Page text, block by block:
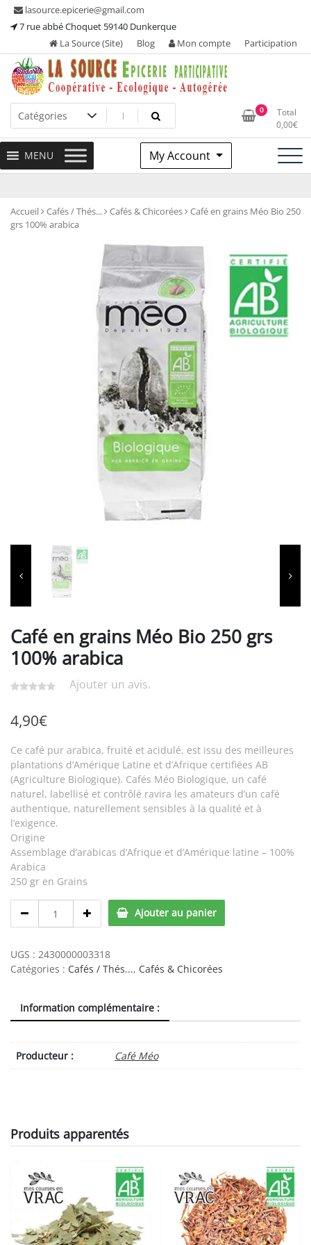
Skip lasource.epicerie@gmail.com
7 rue abbé Choquet 59140 Dunkerque
La Source (Site)
Blog Mon compte Participation
La Source – Epicerie
Participative
Ou tous les adhérents sont propriétaires et participent à la
maintenance de leur épicerie!
0
Total
0,00€
MENU My Account
Accueil Cafés / Thés... Cafés & Chicorées
Café en grains Méo Bio 250
grs 100% arabica
Café en grains Méo Bio 250 grs
100% arabica
Ajouter un avis.
4,90€
Ce café pur arabica, fruité et acidulé, est issu des meilleures
plantations d’Amérique Latine et d’Afrique certifiées AB
(Agriculture Biologique). Cafés Méo Biologique, un café
naturel, labellisé et contrôlé ravira les amateurs d’un café
authentique, naturellement sensibles à la qualité et à
l’exigence.
Origine
Assemblage d’arabicas d’Afrique et d’Amérique latine – 100%
Arabica
250 gr en Grains
Méo
Bio
100%
arabica
Ajouter au panier
UGS : 2430000003318
Catégories : Cafés / Thés..., Cafés & Chicorées
Information complémentaire :
Producteur : Café Méo
Produits apparentés